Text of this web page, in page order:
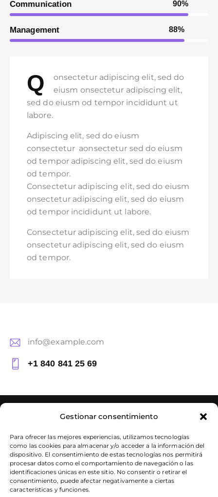
Gestionar consentimiento
Para ofrecer las mejores experiencias, utilizamos tecnologías
como las cookies para almacenar y/o acceder a la información del
dispositivo. El consentimiento de estas tecnologías nos permitirá
procesar datos como el comportamiento de navegación o las
identificaciones únicas en este sitio. No consentir o retirar el
consentimiento, puede afectar negativamente a ciertas
características y funciones.
Communication 90%
Management 88%
Q
onsectetur adipiscing elit, sed do
eiusm onsectetur adipiscing elit,
sed do eiusm od tempor incididunt ut
labore.
Adipiscing elit, sed do eiusm
consectetur aonsectetur sed do eiusm
od tempor adipiscing elit, sed do eiusm
od tempor.
Consectetur adipiscing elit, sed do eiusm
onsectetur adipiscing elit, sed do eiusm
od tempor incididunt ut labore.
Consectetur adipiscing elit, sed do eiusm
onsectetur adipiscing elit, sed do eiusm
od tempor.
E-
m
:
info@example.com
o
e:
+1 840 841 25 69
Dirección
Alicante Centro — Edificio IMEP – Esatur